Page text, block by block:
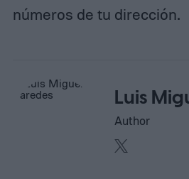
números de tu dirección.
Luis
Author